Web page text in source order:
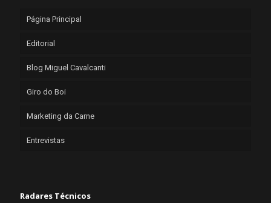
Página Principal
Editorial
Blog Miguel Cavalcanti
Giro do Boi
Marketing da Carne
Entrevistas
Radares Técnicos